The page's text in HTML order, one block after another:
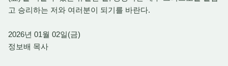
고 승리하는 저와 여러분이 되기를 바란다.
2026년 01월 02일(금)
정보배 목사